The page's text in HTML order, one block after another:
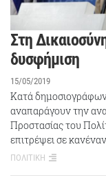
Στη
δυσφήμιση
15/05/2019
Κατά
αναπαράγουν την
Προστασίας του
επιτρέψει σε
ΠΟΛΙΤΙΚΗ